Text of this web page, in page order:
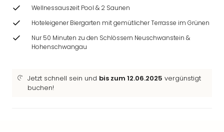
Wellnessauszeit Pool & 2 Saunen
Hoteleigener Biergarten mit gemütlicher Terrasse im Grünen
Nur 50 Minuten zu den Schlössern Neuschwanstein &
Hohenschwangau
Jetzt schnell sein und bis zum 12.06.2025 vergünstigt
buchen!